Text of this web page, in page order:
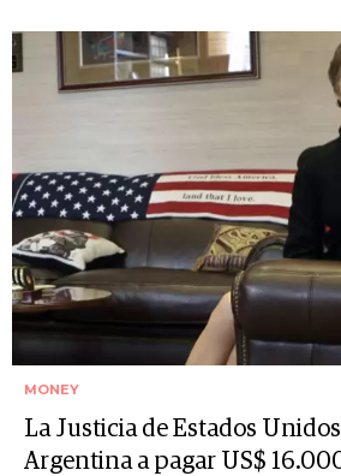
MONEY
La Justicia de Estados
Argentina a pagar US$